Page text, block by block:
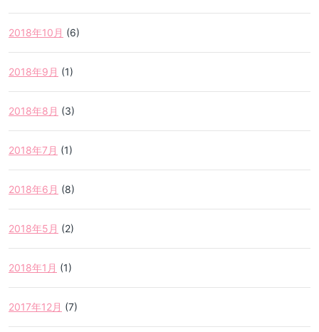
2018年10月 (6)
2018年9月 (1)
2018年8月 (3)
2018年7月 (1)
2018年6月 (8)
2018年5月 (2)
2018年1月 (1)
2017年12月 (7)